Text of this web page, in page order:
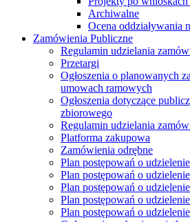
Archiwalne
Ocena oddziaływania
Zamówienia Publiczne
Regulamin udzielania
Przetargi
Ogłoszenia o planowanych
umowach ramowych
Ogłoszenia dotyczące
zbiorowego
Regulamin udzielania
Platforma zakupowa
Zamówienia odrębne
Plan postępowań o
Plan postępowań o
Plan postępowań o
Plan postępowań o
Plan postępowań o